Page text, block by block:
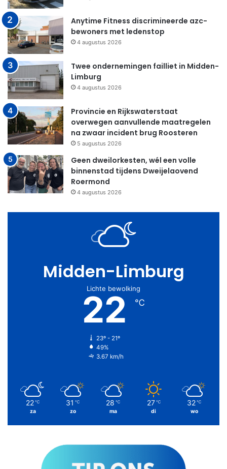
Anytime Fitness discrimineerde azc-
bewoners met ledenstop
4 augustus 2026
Twee ondernemingen failliet in Midden-
Limburg
4 augustus 2026
Provincie en Rijkswaterstaat
overwegen aanvullende maatregelen
na zwaar incident brug Roosteren
5 augustus 2026
Geen dweilorkesten, wél een volle
binnenstad tijdens Dweijelaovend
Roermond
4 augustus 2026
Midden-Limburg
Lichte bewolking
22 ℃
23º - 21º
49%
3.67 km/h
22 ℃
za
31 ℃
zo
28 ℃
ma
27 ℃
di
32 ℃
wo